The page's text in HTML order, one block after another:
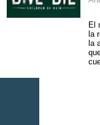
El
la
la